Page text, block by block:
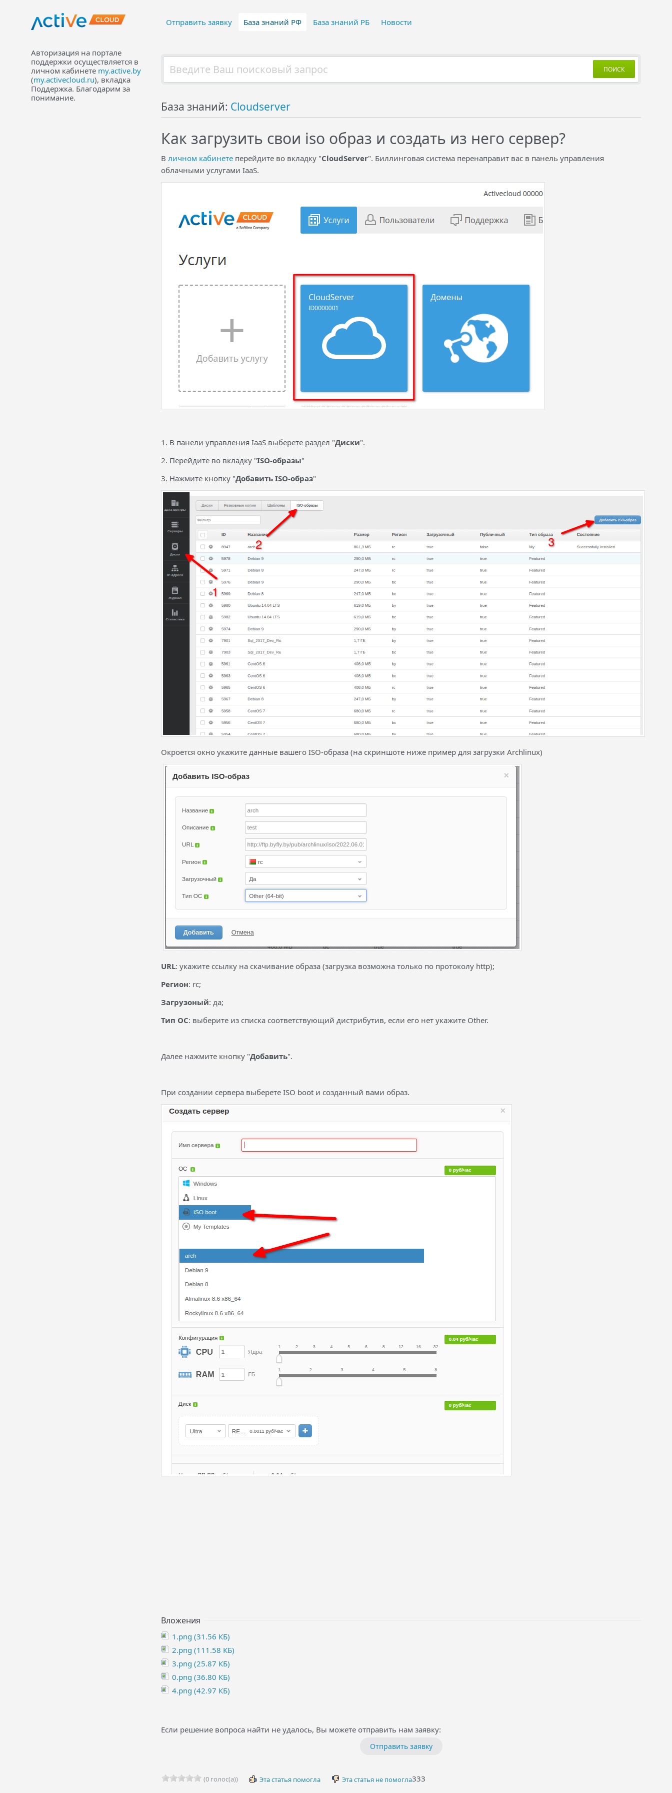
Отправить заявку База знаний РФ База знаний РБ Новости
Авторизация на портале
поддержки осуществляется в
личном кабинете my.active.by
(my.activecloud.ru), вкладка
Поддержка. Благодарим за
понимание.
ПОИСК
База знаний: Cloudserver
Как загрузить свои iso образ и создать из него сервер?
В личном кабинете перейдите во вкладку "CloudServer". Биллинговая система перенаправит вас в панель управления
облачными услугами IaaS.
1. В панели управления IaaS выберете раздел "Диски".
2. Перейдите во вкладку "ISO-образы"
3. Нажмите кнопку "Добавить ISO-образ"
Окроется окно укажите данные вашего ISO-образа (на скриншоте ниже пример для загрузки Archlinux)
URL: укажите ссылку на скачивание образа (загрузка возможна только по протоколу http);
Регион: rc;
Загрузоный: да;
Тип ОС: выберите из списка соответствующий дистрибутив, если его нет укажите Other.
Далее нажмите кнопку "Добавить".
При создании сервера выберете ISO boot и созданный вами образ.
Вложения
1.png (31.56 КБ)
2.png (111.58 КБ)
3.png (25.87 КБ)
0.png (36.80 КБ)
4.png (42.97 КБ)
Если решение вопроса найти не удалось, Вы можете отправить нам заявку:
Отправить заявку
(0 голос(а)) Эта статья помогла Эта статья не помогла333